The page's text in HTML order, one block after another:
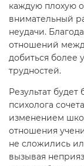
каждую плохую
внимательный
неудачи.
отношений
добиться более
трудностей.
Результат
психолога
изменением
отношения
не сложились
вызывая